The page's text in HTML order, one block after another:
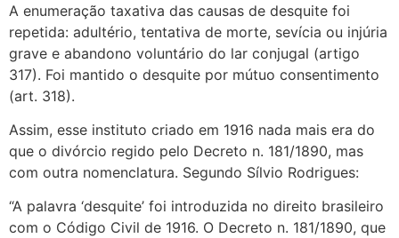
A enumeração taxativa das causas de desquite foi
repetida: adultério, tentativa de morte, sevícia ou injúria
grave e abandono voluntário do lar conjugal (artigo
317). Foi mantido o desquite por mútuo consentimento
(art. 318).
Assim, esse instituto criado em 1916 nada mais era do
que o divórcio regido pelo Decreto n. 181/1890, mas
com outra nomenclatura. Segundo Sílvio Rodrigues:
“A palavra ‘desquite’ foi introduzida no direito brasileiro
com o Código Civil de 1916. O Decreto n. 181/1890, que